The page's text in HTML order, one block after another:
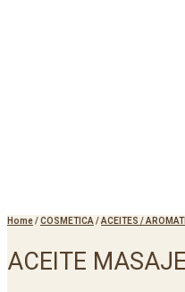
Home/COSMETICA /ACEITES /
ACEITE